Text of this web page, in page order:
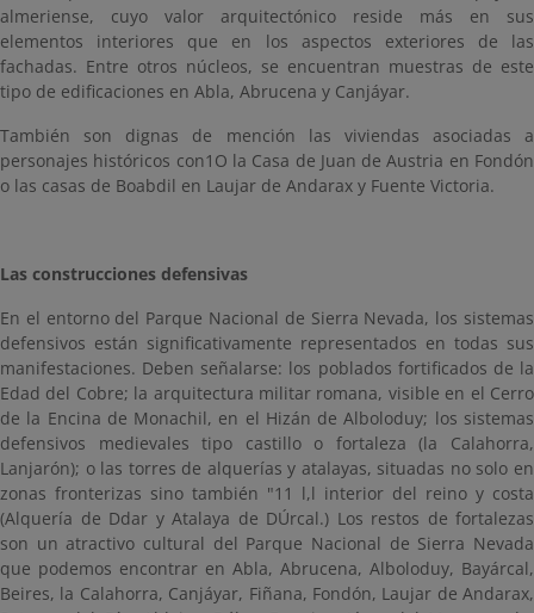
almeriense, cuyo valor arquitectónico reside más en sus
elementos interiores que en los aspectos exteriores de las
fachadas. Entre otros núcleos, se encuentran muestras de este
tipo de edificaciones en Abla, Abrucena y Canjáyar.
También son dignas de mención las viviendas asociadas a
personajes históricos con1O la Casa de Juan de Austria en Fondón
o las casas de Boabdil en Laujar de Andarax y Fuente Victoria.
Las construcciones defensivas
En el entorno del Parque Nacional de Sierra Nevada, los sistemas
defensivos están significativamente representados en todas sus
manifestaciones. Deben señalarse: los poblados fortificados de la
Edad del Cobre; la arquitectura militar romana, visible en el Cerro
de la Encina de Monachil, en el Hizán de Alboloduy; los sistemas
defensivos medievales tipo castillo o fortaleza (la Calahorra,
Lanjarón); o las torres de alquerías y atalayas, situadas no solo en
zonas fronterizas sino también "11 l,l interior del reino y costa
(Alquería de Ddar y Atalaya de DÚrcal.) Los restos de fortalezas
son un atractivo cultural del Parque Nacional de Sierra Nevada
que podemos encontrar en Abla, Abrucena, Alboloduy, Bayárcal,
Beires, la Calahorra, Canjáyar, Fiñana, Fondón, Laujar de Andarax,